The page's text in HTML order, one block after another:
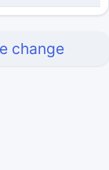
change